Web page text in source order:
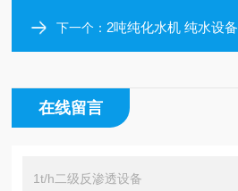
下一个： 2吨纯化水机 纯水设备
在线留言